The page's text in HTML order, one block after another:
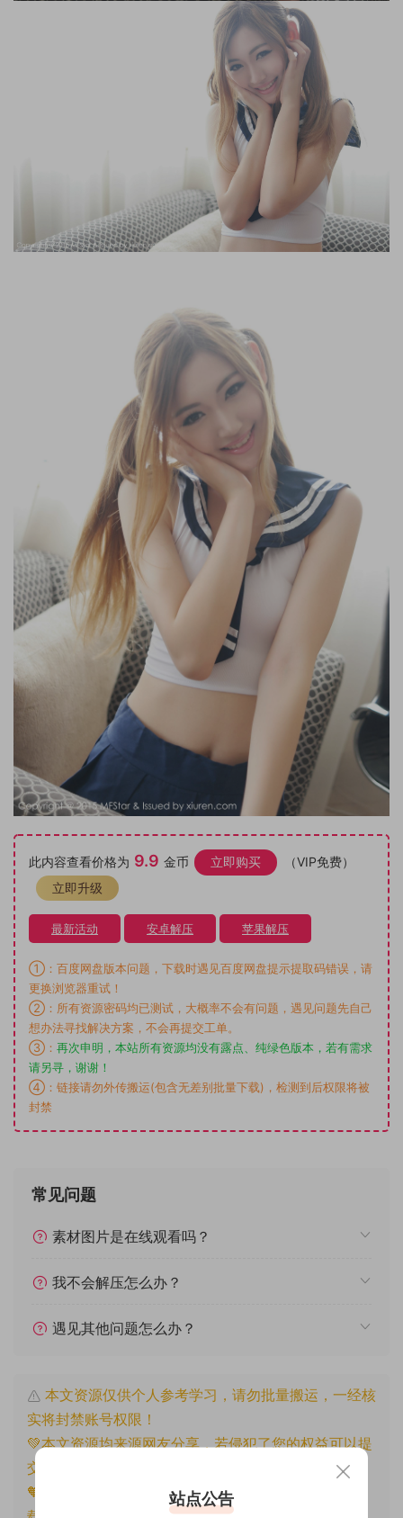
此内容查看价格为 9.9 金币 立即购买
（VIP免费）
立即升级
最新活动 安卓解压 苹果解压
①：百度网盘版本问题，下载时遇见百度网盘提示提取码错误，请
更换浏览器重试！
②：所有资源密码均已测试，大概率不会有问题，遇见问题先自己
想办法寻找解决方案，不会再提交工单。
③： 再次申明，本站所有资源均没有露点、纯绿色版本，若有需求
请另寻，谢谢！
④：链接请勿外传搬运(包含无差别批量下载)，检测到后权限将被
封禁
常见问题
素材图片是在线观看吗？
我不会解压怎么办？
遇见其他问题怎么办？
本文资源仅供个人参考学习，请勿批量搬运，一经核
实将封禁账号权限！
💚本文资源均来源网友分享，若侵犯了您的权益可以提
交工单处理。
🧡原文链接：
https://www.znjfg.com/2517.html
站点公告